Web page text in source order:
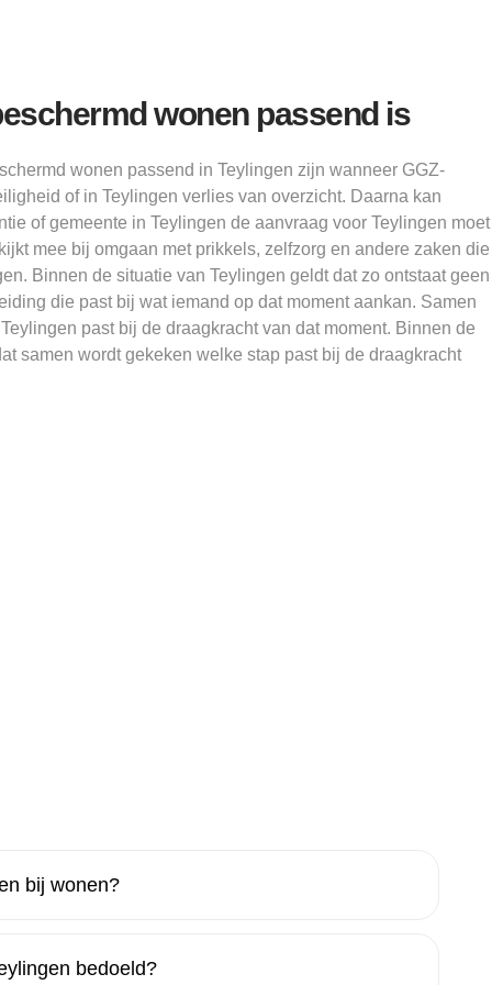
wonen passend is
wonen passend in Teylingen zijn wanneer GGZ-
of in Teylingen verlies van overzicht. Daarna kan
of gemeente in Teylingen de aanvraag voor Teylingen moet
mee bij omgaan met prikkels, zelfzorg en andere zaken die
Binnen de situatie van Teylingen geldt dat zo ontstaat geen
die past bij wat iemand op dat moment aankan. Samen
past bij de draagkracht van dat moment. Binnen de
samen wordt gekeken welke stap past bij de draagkracht
bij wonen?
bedoeld?